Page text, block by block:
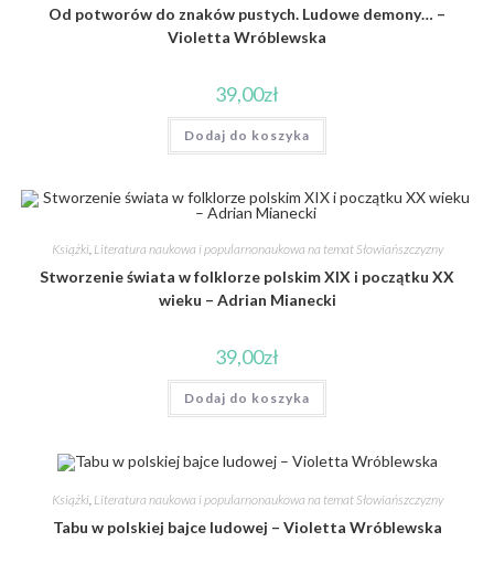
Od potworów do znaków pustych. Ludowe demony… –
Violetta Wróblewska
39,00zł
Dodaj do koszyka
Książki, Literatura naukowa i popularnonaukowa na temat Słowiańszczyzny
Stworzenie świata w folklorze polskim XIX i początku XX
wieku – Adrian Mianecki
39,00zł
Dodaj do koszyka
Książki, Literatura naukowa i popularnonaukowa na temat Słowiańszczyzny
Tabu w polskiej bajce ludowej – Violetta Wróblewska